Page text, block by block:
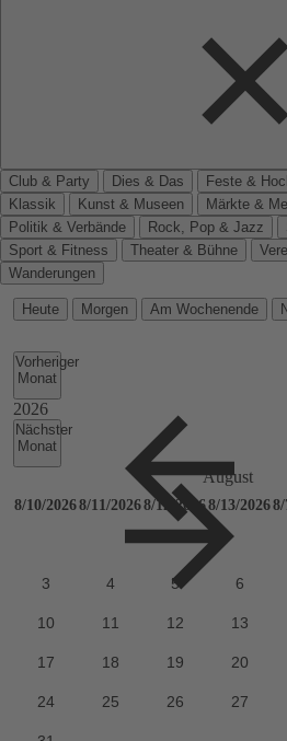
Club & Party Dies & Das Feste &
Klassik
Kunst & Museen Märkte &
Politik & Verbände
Rock, Pop & Jazz
Sport & Fitness
Theater & Bühne
Wanderungen
Heute Morgen Am Wochenende
Vorheriger
Monat
Nächster
Monat